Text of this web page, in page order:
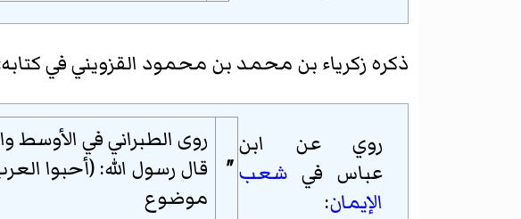
ذكره زكرياء بن محمد بن محمود القزوينيفي
روي عن ابن
عباس فيشعب
الإيمان:
"
روى الطبراني في
قال رسول الله: (أحبوا
موضوع